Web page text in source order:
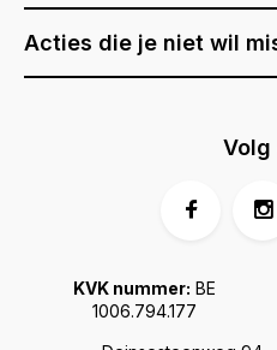
Acties die je niet wil
KVK nummer: BE
1006.794.177
Volg